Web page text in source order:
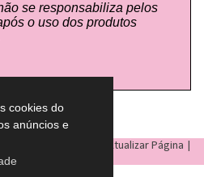
cookies do
anúncios e
se responsabiliza pelos
o uso dos produtos
reservados © | Atualizar Página